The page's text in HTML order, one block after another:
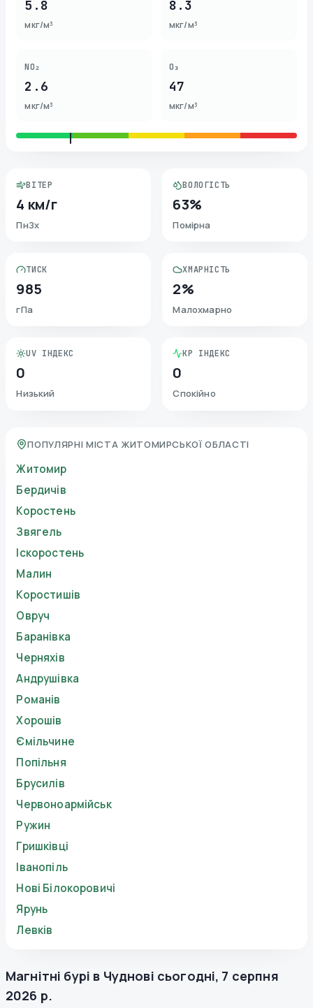
5.8
мкг/м³
8.3
мкг/м³
NO₂
2.6
мкг/м³
O₃
47
мкг/м³
ВІТЕР
4 км/г
ПнЗх
ВОЛОГІСТЬ
63%
Помірна
ТИСК
985
гПа
ХМАРНІСТЬ
2%
Малохмарно
UV ІНДЕКС
0
Низький
KP ІНДЕКС
0
Спокійно
ПОПУЛЯРНІ МІСТА ЖИТОМИРСЬКОЇ ОБЛАСТІ
Житомир
Бердичів
Коростень
Звягель
Іскоростень
Малин
Коростишів
Овруч
Баранівка
Черняхів
Андрушівка
Романів
Хорошів
Ємільчине
Попільня
Брусилів
Червоноармійськ
Ружин
Гришківці
Іванопіль
Нові Білокоровичі
Ярунь
Левків
Магнітні бурі в Чуднові сьогодні, 7 серпня
2026 р.